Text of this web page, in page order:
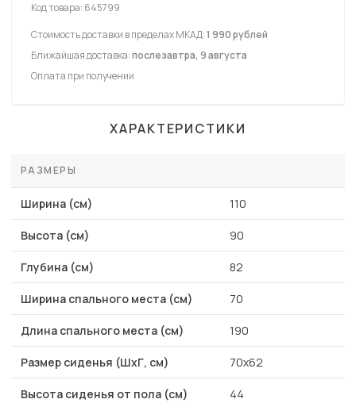
Код товара: 645799
Стоимость доставки в пределах МКАД:1 990 рублей
Ближайшая доставка:послезавтра, 9 августа
Оплата при получении
ХАРАКТЕРИСТИКИ
РАЗМЕРЫ
Ширина (см) 110
Высота (см) 90
Глубина (см) 82
Ширина спального места (см) 70
Длина спального места (см) 190
Размер сиденья (ШхГ, см) 70х62
Высота сиденья от пола (см) 44